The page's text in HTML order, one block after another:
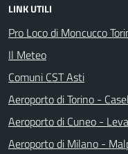
LINK UTILI
Pro Loco di Moncucco
Il Meteo
Comuni CST Asti
Aeroporto di Torino -
Aeroporto di Cuneo -
Aeroporto di Milano -